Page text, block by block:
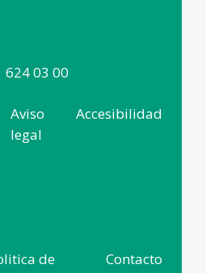
624 03 00
Aviso
legal
Accesibilidad
de
Contacto